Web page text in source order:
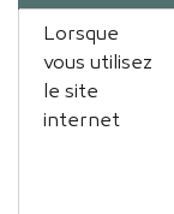
Lorsque
vous utilisez
le site
internet